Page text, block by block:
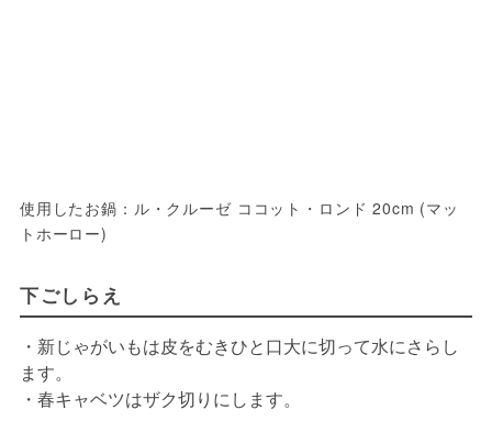
使用したお鍋：ル・クルーゼ ココット・ロンド 20cm (マッ
トホーロー)
下ごしらえ
・新じゃがいもは皮をむきひと口大に切って水にさらし
ます。
・春キャベツはザク切りにします。